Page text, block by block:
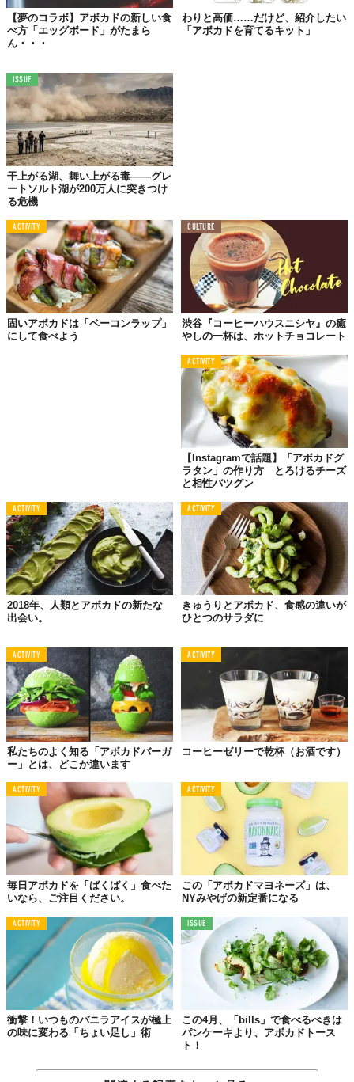
【3】背の高いグラスの内側をチョコレートシロップでコーティン
グしたら、ティースプーンを使ってアボカドをすくい、グラスに
【4】さきほどのココナッツコーヒーを2つのグラスに均等に注
ぐ。氷を浮かべて、お好みでチョコレートシロップを垂らす。そ
こに長いスプーンとストローを差したらできあがり。
Licensed material used with permission by
TABI LABO
【夢のコラボ】アボカドの新しい食
べ方「エッグボード」がたまら
ん・・・
わりと高価……だけど、紹介したい
「アボカドを育てるキット」
ISSUE
干上がる湖、舞い上がる毒——グレ
ートソルト湖が200万人に突きつけ
る危機
ACTIVITY
固いアボカドは「ベーコンラップ」
にして食べよう
CULTURE
渋谷『コーヒーハウスニシヤ』の癒
やしの一杯は、ホットチョコレート
ACTIVITY
【Instagramで話題】「アボカドグ
ラタン」の作り方 とろけるチーズ
と相性バツグン
ACTIVITY
2018年、人類とアボカドの新たな
出会い。
ACTIVITY
きゅうりとアボカド、食感の違いが
ひとつのサラダに
ACTIVITY
私たちのよく知る「アボカドバーガ
ー」とは、どこか違います
ACTIVITY
コーヒーゼリーで乾杯（お酒です）
ACTIVITY
毎日アボカドを「ばくばく」食べた
いなら、ご注目ください。
ACTIVITY
この「アボカドマヨネーズ」は、
NYみやげの新定番になる
ACTIVITY
衝撃！いつものバニラアイスが極上
の味に変わる「ちょい足し」術
ISSUE
この4月、「bills」で食べるべきは
パンケーキより、アボカドトース
ト！